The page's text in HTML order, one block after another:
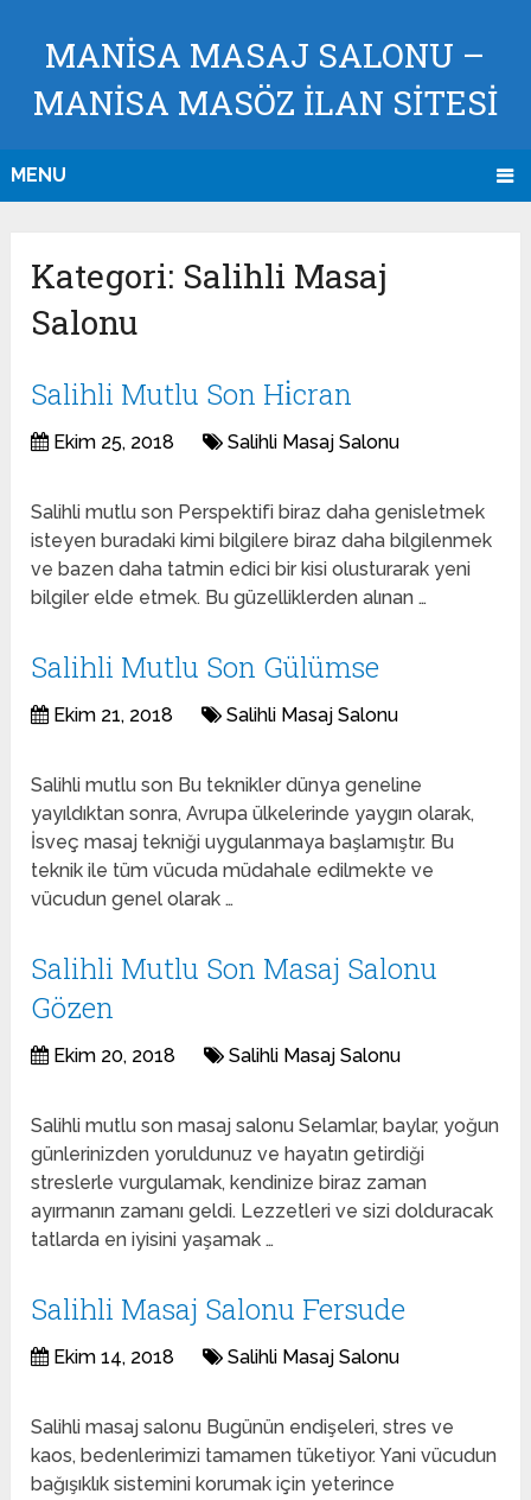
MANISA MASAJ SALONU –
MANISA MASÖZ İLAN SİTESİ
MENU
Kategori: Salihli Masaj
Salonu
Salihli Mutlu Son Hi̇cran
Ekim 25, 2018 Salihli Masaj Salonu
Salihli mutlu son Perspektifi biraz daha genisletmek
isteyen buradaki kimi bilgilere biraz daha bilgilenmek
ve bazen daha tatmin edici bir kisi olusturarak yeni
bilgiler elde etmek. Bu güzelliklerden alınan …
Salihli Mutlu Son Gülümse
Ekim 21, 2018 Salihli Masaj Salonu
Salihli mutlu son Bu teknikler dünya geneline
yayıldıktan sonra, Avrupa ülkelerinde yaygın olarak,
İsveç masaj tekniği uygulanmaya başlamıştır. Bu
teknik ile tüm vücuda müdahale edilmekte ve
vücudun genel olarak …
Salihli Mutlu Son Masaj Salonu
Gözen
Ekim 20, 2018 Salihli Masaj Salonu
Salihli mutlu son masaj salonu Selamlar, baylar, yoğun
günlerinizden yoruldunuz ve hayatın getirdiği
streslerle vurgulamak, kendinize biraz zaman
ayırmanın zamanı geldi. Lezzetleri ve sizi dolduracak
tatlarda en iyisini yaşamak …
Salihli Masaj Salonu Fersude
Ekim 14, 2018 Salihli Masaj Salonu
Salihli masaj salonu Bugünün endişeleri, stres ve
kaos, bedenlerimizi tamamen tüketiyor. Yani vücudun
bağışıklık sistemini korumak için yeterince